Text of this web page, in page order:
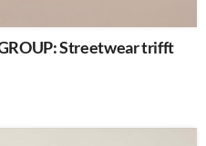
Streetwear trifft